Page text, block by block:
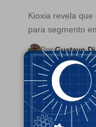
Kioxia revela que
para segmento
Por:Gustavo
Tempo de leitura: